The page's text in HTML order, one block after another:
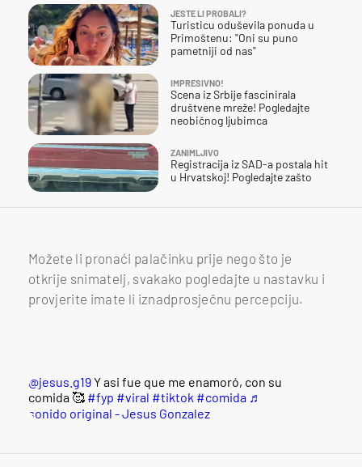
JESTE LI PROBALI?
Turisticu oduševila ponuda u
Primoštenu: "Oni su puno
pametniji od nas"
IMPRESIVNO!
Scena iz Srbije fascinirala
društvene mreže! Pogledajte
neobičnog ljubimca
ZANIMLJIVO
Registracija iz SAD-a postala hit
u Hrvatskoj! Pogledajte zašto
Možete li pronaći palačinku prije nego što je
otkrije snimatelj, svakako pogledajte u nastavku i
provjerite imate li iznadprosječnu percepciju.
@jesus.g19Y asi fue que me enamoró, con su
comida 🥰 #fyp #viral #tiktok #comida ♬
sonido original - Jesus Gonzalez